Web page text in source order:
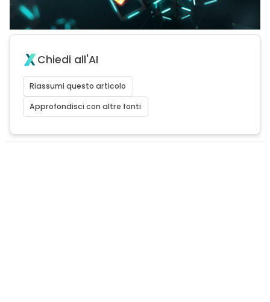
Chiedi all'AI
Riassumi questo articolo
Approfondisci con altre fonti